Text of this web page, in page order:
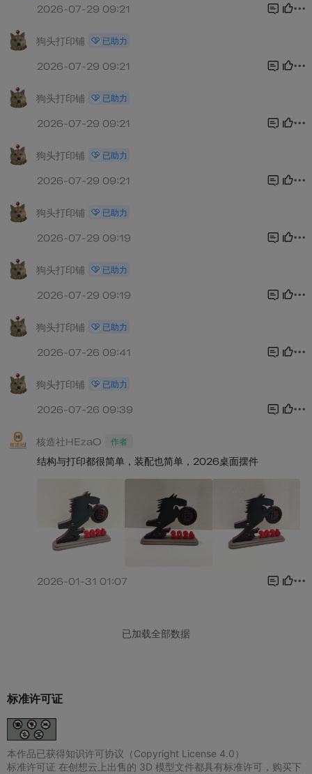
标准许可证
本作品已获得知识许可协议（Copyright License 4.0）
标准许可证 在创想云上出售的 3D 模型文件都具有标准许可，购买下